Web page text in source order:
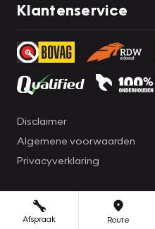
Afspraak Route
Klantenservice
Disclaimer
Algemene voorwaarden
Privacyverklaring